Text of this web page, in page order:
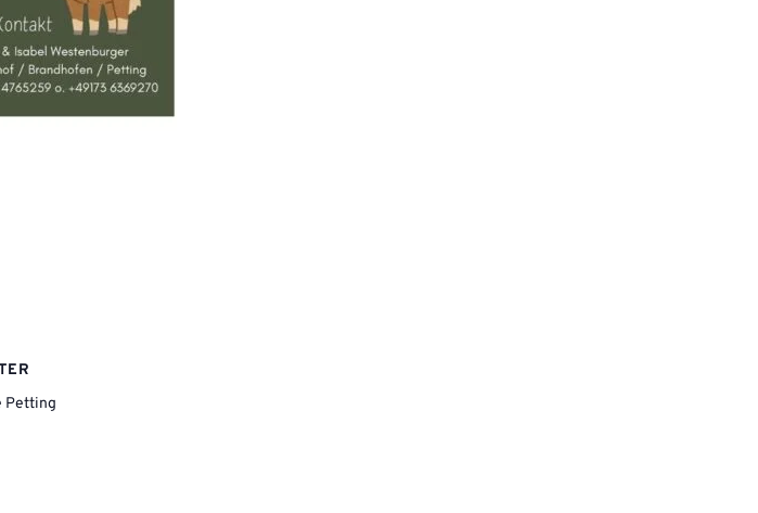
Petting